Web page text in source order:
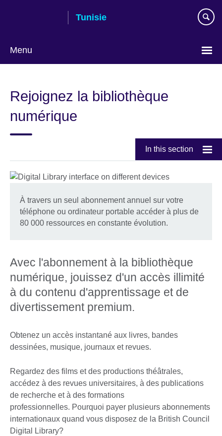
Tunisie
Menu
language
Rejoignez la bibliothèque
numérique
In this section
À travers un seul abonnement annuel sur votre
téléphone ou ordinateur portable accéder à plus de
80 000 ressources en constante évolution.
Avec l'abonnement à la bibliothèque
numérique, jouissez d'un accès illimité
à du contenu d'apprentissage et de
divertissement premium.
Obtenez un accès instantané aux livres, bandes
dessinées, musique, journaux et revues.
Regardez des films et des productions théâtrales,
accédez à des revues universitaires, à des publications
de recherche et à des formations
professionnelles. Pourquoi payer plusieurs abonnements
internationaux quand vous disposez de la British Council
Digital Library?